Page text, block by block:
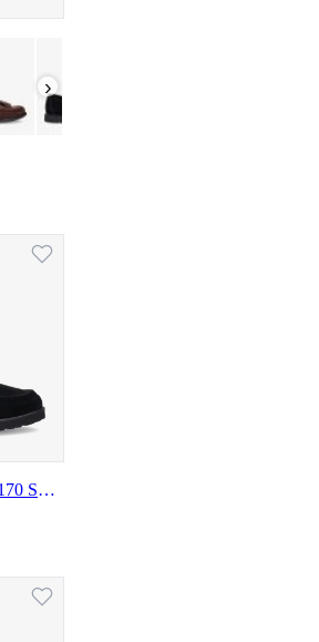
›
Sioux MEREDITH 42170 SCHWARZ